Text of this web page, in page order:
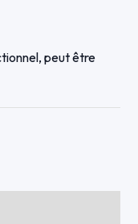
peut être
Crit’Air 0 –
conduire